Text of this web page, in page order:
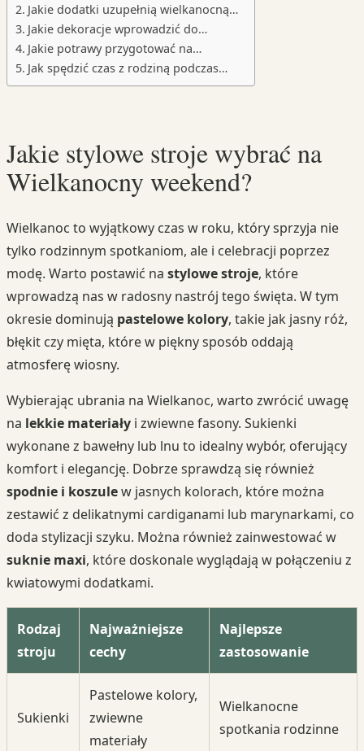
Jakie dodatki uzupełnią wielkanocną…
Jakie dekoracje wprowadzić do…
Jakie potrawy przygotować na…
Jak spędzić czas z rodziną podczas…
Jakie stylowe stroje wybrać na
Wielkanocny weekend?
Wielkanoc to wyjątkowy czas w roku, który sprzyja nie
tylko rodzinnym spotkaniom, ale i celebracji poprzez
modę. Warto postawić na stylowe stroje, które
wprowadzą nas w radosny nastrój tego święta. W tym
okresie dominują pastelowe kolory, takie jak jasny róż,
błękit czy mięta, które w piękny sposób oddają
atmosferę wiosny.
Wybierając ubrania na Wielkanoc, warto zwrócić uwagę
na lekkie materiały i zwiewne fasony. Sukienki
wykonane z bawełny lub lnu to idealny wybór, oferujący
komfort i elegancję. Dobrze sprawdzą się również
spodnie i koszulew jasnych kolorach, które można
zestawić z delikatnymi cardiganami lub marynarkami, co
doda stylizacji szyku. Można również zainwestować w
suknie maxi, które doskonale wyglądają w połączeniu z
kwiatowymi dodatkami.
Rodzaj
stroju
Najważniejsze
cechy
Najlepsze
zastosowanie
Sukienki
Pastelowe kolory,
zwiewne
materiały
Wielkanocne
spotkania rodzinne